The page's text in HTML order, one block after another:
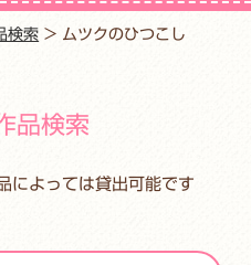
検索 > ムツクのひつこし
品検索
によっては貸出可能です